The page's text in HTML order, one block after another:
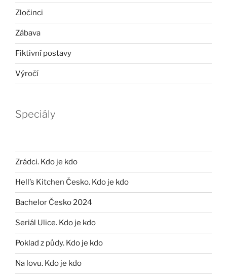
Zločinci
Zábava
Fiktivní postavy
Výročí
Speciály
Zrádci. Kdo je kdo
Hell’s Kitchen Česko. Kdo je kdo
Bachelor Česko 2024
Seriál Ulice. Kdo je kdo
Poklad z půdy. Kdo je kdo
Na lovu. Kdo je kdo